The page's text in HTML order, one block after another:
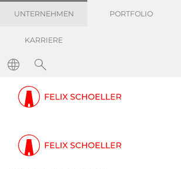
UNTERNEHMEN PORTFOLIO
KARRIERE
23. März 2022 1 min